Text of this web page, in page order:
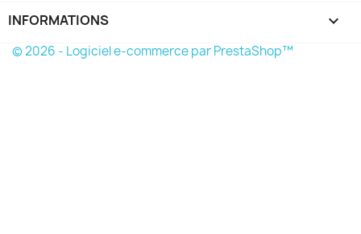
INFORMATIONS keyboard_arrow_down
© 2026 - Logiciel e-commerce par PrestaShop™